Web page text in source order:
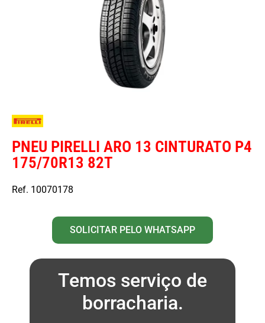
PNEU PIRELLI ARO 13 CINTURATO P4
175/70R13 82T
Ref. 10070178
SOLICITAR PELO WHATSAPP
Temos serviço de
borracharia.